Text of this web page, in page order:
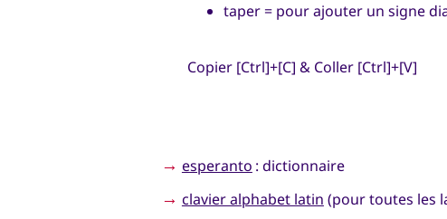
taper = pour ajouter un signe
Copier [Ctrl]+[C] & Coller [Ctrl]+[V]
→ esperanto : dictionnaire
→ clavier alphabet latin (pour toutes les